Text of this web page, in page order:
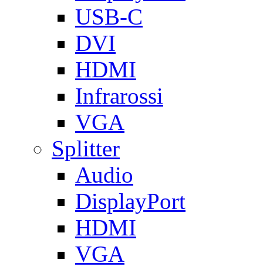
USB-C
DVI
HDMI
Infrarossi
VGA
Splitter
Audio
DisplayPort
HDMI
VGA